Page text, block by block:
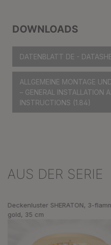
DOWNLOADS
DATENBLATT DE -
ALLGEMEINE MONTAGE
– GENERAL INSTALLATION
INSTRUCTIONS (1.84)
Produktgalerie überspringen
AUS DER SERIE
Deckenluster SHERATON, 3-
gold, 35 cm